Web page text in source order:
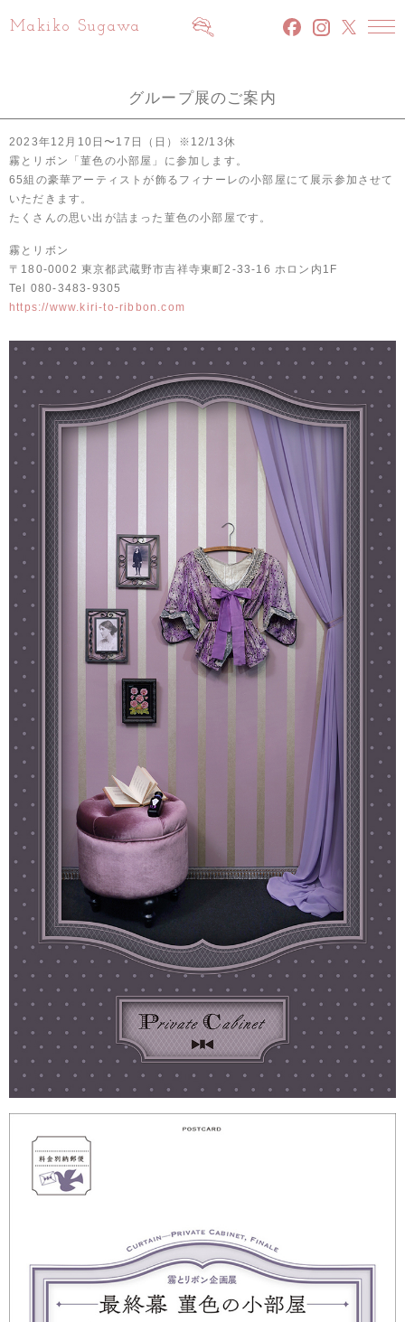
Makiko Sugawa facebookINSTAGRAM
グループ展のご案内
2023年12月10日〜17日（日）※12/13休
霧とリボン「菫色の小部屋」に参加します。
65組の豪華アーティストが飾るフィナーレの小部屋にて展示参加させて
いただきます。
たくさんの思い出が詰まった菫色の小部屋です。
霧とリボン
〒180-0002 東京都武蔵野市吉祥寺東町2-33-16 ホロン内1F
Tel 080-3483-9305
https://www.kiri-to-ribbon.com